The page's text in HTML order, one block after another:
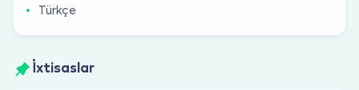
Türkçe
İxtisaslar